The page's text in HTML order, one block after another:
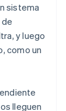
sistema
y luego
como un
lleguen